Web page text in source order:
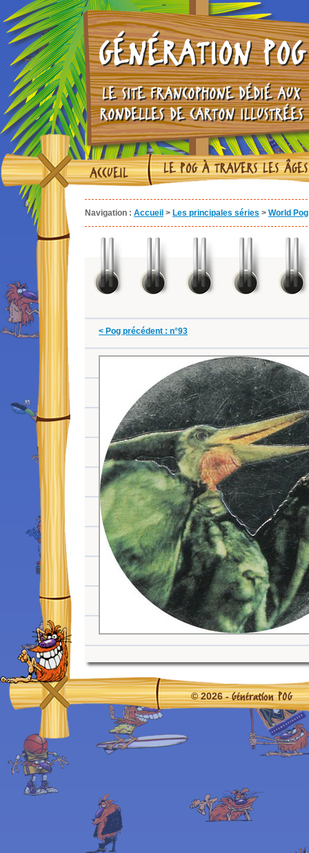
GÉNÉRATION POG
LE SITE FRANCOPHONE DÉDIÉ AUX
RONDELLES DE CARTON ILLUSTRÉES
ACCUEIL LE POG À TRAVERS LES ÂGES
Navigation : Accueil > Les principales séries > World
< Pog précédent : n°93
© 2026 -Génération POG